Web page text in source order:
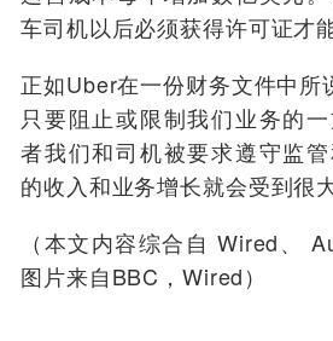
车司机以后必须获得许可证才
正如Uber在一份财务文件中所
只要阻止或限制我们业务的
者我们和司机被要求遵守监
的收入和业务增长就会受到很
（本文内容综合自 Wired、
图片来自BBC，Wired）